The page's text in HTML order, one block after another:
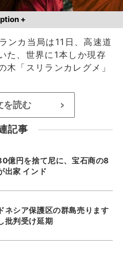
+
ンカ当局は11日、高速道
た、世界に1本しか現存
木「スリランカレグメ」
を読む >
記事
億円を捨て尼に、宝石商の8
出家 インド
ネシア保護区の群島売ります
批判受け延期